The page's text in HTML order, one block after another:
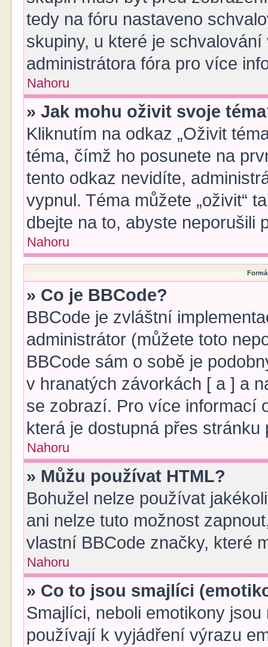
tedy na fóru nastaveno
skupiny, u které je
administrátora fóra pro více
Nahoru
» Jak mohu oživit svoje
Kliknutím na odkaz „Oživit
téma, čímž ho posunete na
tento odkaz nevidíte,
vypnul. Téma můžete „oživit“
dbejte na to, abyste neporušili
Nahoru
» Co je BBCode?
BBCode je zvláštní
administrátor (můžete toto
BBCode sám o sobě je
v hranatých závorkách [ a ] a
se zobrazí. Pro více informací
která je dostupná přes stránku
Nahoru
» Můžu používat HTML?
Bohužel nelze používat
ani nelze tuto možnost
vlastní BBCode značky, které
Nahoru
» Co to jsou smajlíci
Smajlíci, neboli emotikony
používají k vyjádření výrazu